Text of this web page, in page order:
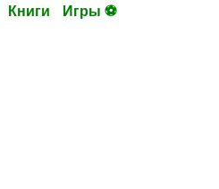
Книги Игры ⚽